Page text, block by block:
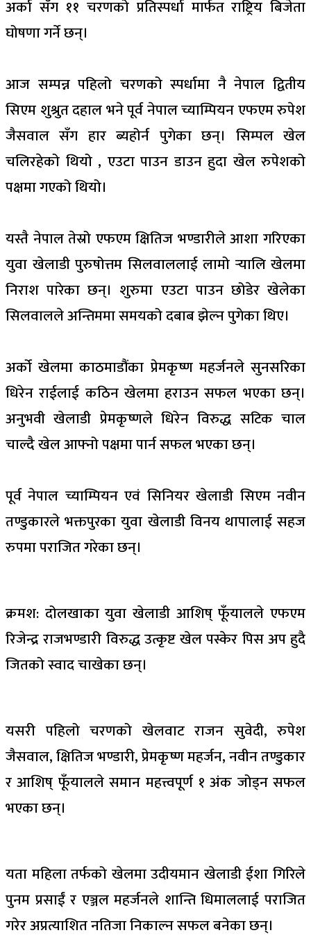
अर्का सँग ११ चरणको प्रतिस्पर्धा मार्फत राष्ट्रिय बिजेता
घोषणा गर्ने छन्।
आज सम्पन्न पहिलो चरणको स्पर्धामा नै नेपाल द्वितीय
सिएम शुश्रुत दहाल भने पूर्व नेपाल च्याम्पियन एफएम रुपेश
जैसवाल सँग हार ब्यहोर्न पुगेका छन्। सिम्पल खेल
चलिरहेको थियो , एउटा पाउन डाउन हुदा खेल रुपेशको
पक्षमा गएको थियो।
यस्तै नेपाल तेस्रो एफएम क्षितिज भण्डारीले आशा गरिएका
युवा खेलाडी पुरुषोत्तम सिलवाललाई लामो र्‍यालि खेलमा
निराश पारेका छन्। शुरुमा एउटा पाउन छोडेर खेलेका
सिलवालले अन्तिममा समयको दबाब झेल्न पुगेका थिए।
अर्को खेलमा काठमाडौंका प्रेमकृष्ण महर्जनले सुनसरिका
धिरेन राईलाई कठिन खेलमा हराउन सफल भएका छन्।
अनुभवी खेलाडी प्रेमकृष्णले धिरेन विरुद्ध सटिक चाल
चाल्दै खेल आफ्नो पक्षमा पार्न सफल भएका छन्।
पूर्व नेपाल च्याम्पियन एवं सिनियर खेलाडी सिएम नवीन
तण्डुकारले भक्तपुरका युवा खेलाडी विनय थापालाई सहज
रुपमा पराजित गरेका छन्।
क्रमश: दोलखाका युवा खेलाडी आशिष् फूँयालले एफएम
रिजेन्द्र राजभण्डारी विरुद्ध उत्कृष्ट खेल पस्केर पिस अप हुदै
जितको स्वाद चाखेका छन्।
यसरी पहिलो चरणको खेलवाट राजन सुवेदी, रुपेश
जैसवाल, क्षितिज भण्डारी, प्रेमकृष्ण महर्जन, नवीन तण्डुकार
र आशिष् फूँयालले समान महत्त्वपूर्ण १ अंक जोड्न सफल
भएका छन्।
यता महिला तर्फको खेलमा उदीयमान खेलाडी ईशा गिरिले
पुनम प्रसाईं र एञ्जल महर्जनले शान्ति धिमाललाई पराजित
गरेर अप्रत्याशित नतिजा निकाल्न सफल बनेका छन्।